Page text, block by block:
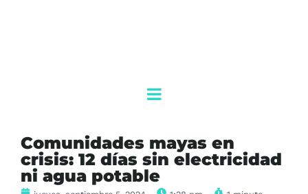
Comunidades mayas en
crisis: 12 días sin electricidad
ni agua potable